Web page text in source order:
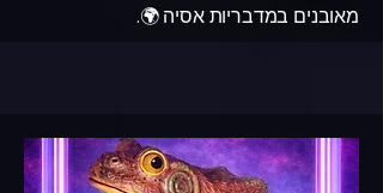
מאובנים במדבריות אסיה 🌍.